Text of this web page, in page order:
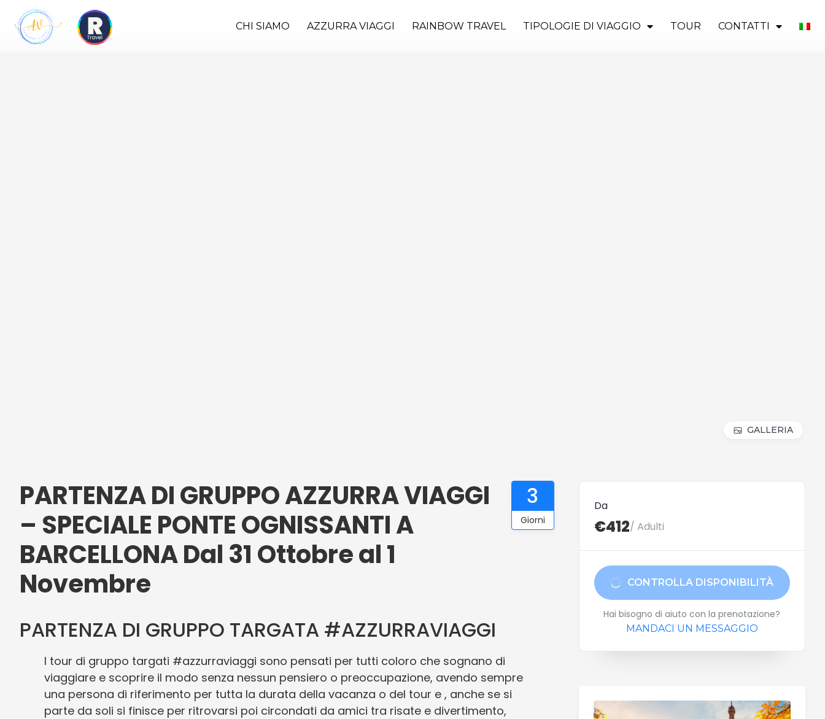
CHI SIAMO AZZURRA VIAGGI RAINBOW TRAVEL TIPOLOGIE DI VIAGGIO TOUR CONTATTI
GALLERIA
PARTENZA DI GRUPPO AZZURRA VIAGGI
– SPECIALE PONTE OGNISSANTI A
BARCELLONA Dal 31 Ottobre al 1
Novembre
3
Giorni
PARTENZA DI GRUPPO TARGATA #AZZURRAVIAGGI
I tour di gruppo targati #azzurraviaggi sono pensati per tutti coloro che sognano di
viaggiare e scoprire il modo senza nessun pensiero o preoccupazione, avendo sempre
una persona di riferimento per tutta la durata della vacanza o del tour e , anche se si
parte da soli si finisce per ritrovarsi poi circondati da amici tra risate e divertimento,
Da
€412/ Adulti
CONTROLLA DISPONIBILITÀ
Hai bisogno di aiuto con la prenotazione?
MANDACI UN MESSAGGIO